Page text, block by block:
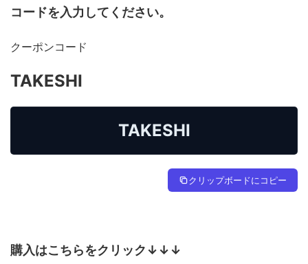
コードを入力してください。
クーポンコード
TAKESHI
TAKESHI
クリップボードにコピー
購入はこちらをクリック↓↓↓